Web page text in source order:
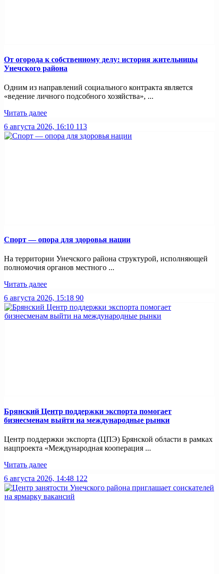
От огорода к собственному делу: история жительницы
Унечского района
Одним из направлений социального контракта является
«ведение личного подсобного хозяйства», ...
Читать далее
6 августа 2026, 16:10 113
Спорт — опора для здоровья нации
На территории Унечского района структурой, исполняющей
полномочия органов местного ...
Читать далее
6 августа 2026, 15:18 90
Брянский Центр поддержки экспорта помогает
бизнесменам выйти на международные рынки
Центр поддержки экспорта (ЦПЭ) Брянской области в рамках
нацпроекта «Международная кооперация ...
Читать далее
6 августа 2026, 14:48 122